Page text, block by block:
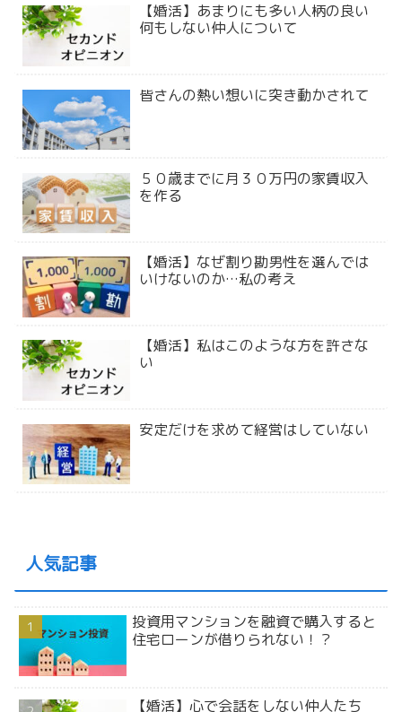
【婚活】あまりにも多い人柄の良い
何もしない仲人について
皆さんの熱い想いに突き動かされて
５０歳までに月３０万円の家賃収入
を作る
【婚活】なぜ割り勘男性を選んでは
いけないのか…私の考え
【婚活】私はこのような方を許さな
い
安定だけを求めて経営はしていない
人気記事
投資用マンションを融資で購入すると
住宅ローンが借りられない！？
【婚活】心で会話をしない仲人たち